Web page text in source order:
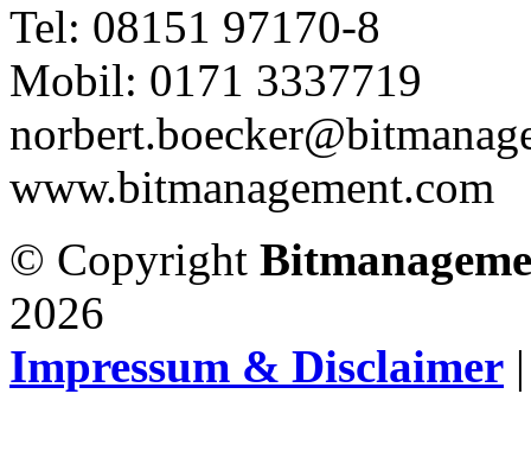
Tel: 08151 97170-8
Mobil: 0171 3337719
www.bitmanagement.com
© Copyright
2026
Impressum & Disclaimer